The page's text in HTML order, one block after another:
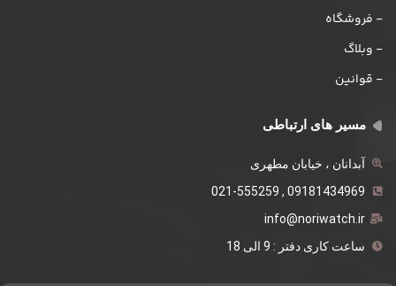
- فروشگاه
- وبلاگ
- قوانین
مسیر های ارتباطی
آبدانان ، خیابان مطهری
09181434969 , 021-555259
info@noriwatch.ir
ساعت کاری دفتر : 9 الی 18